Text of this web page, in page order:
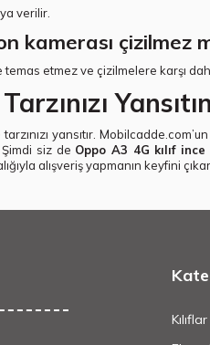
verilir.
kamerası çizilmez
etmez ve çizilmelere karşı
Yansıtın
yansıtır.
siz de Oppo A3 4G kılıf
alışveriş yapmanın keyfini
Kılıflar